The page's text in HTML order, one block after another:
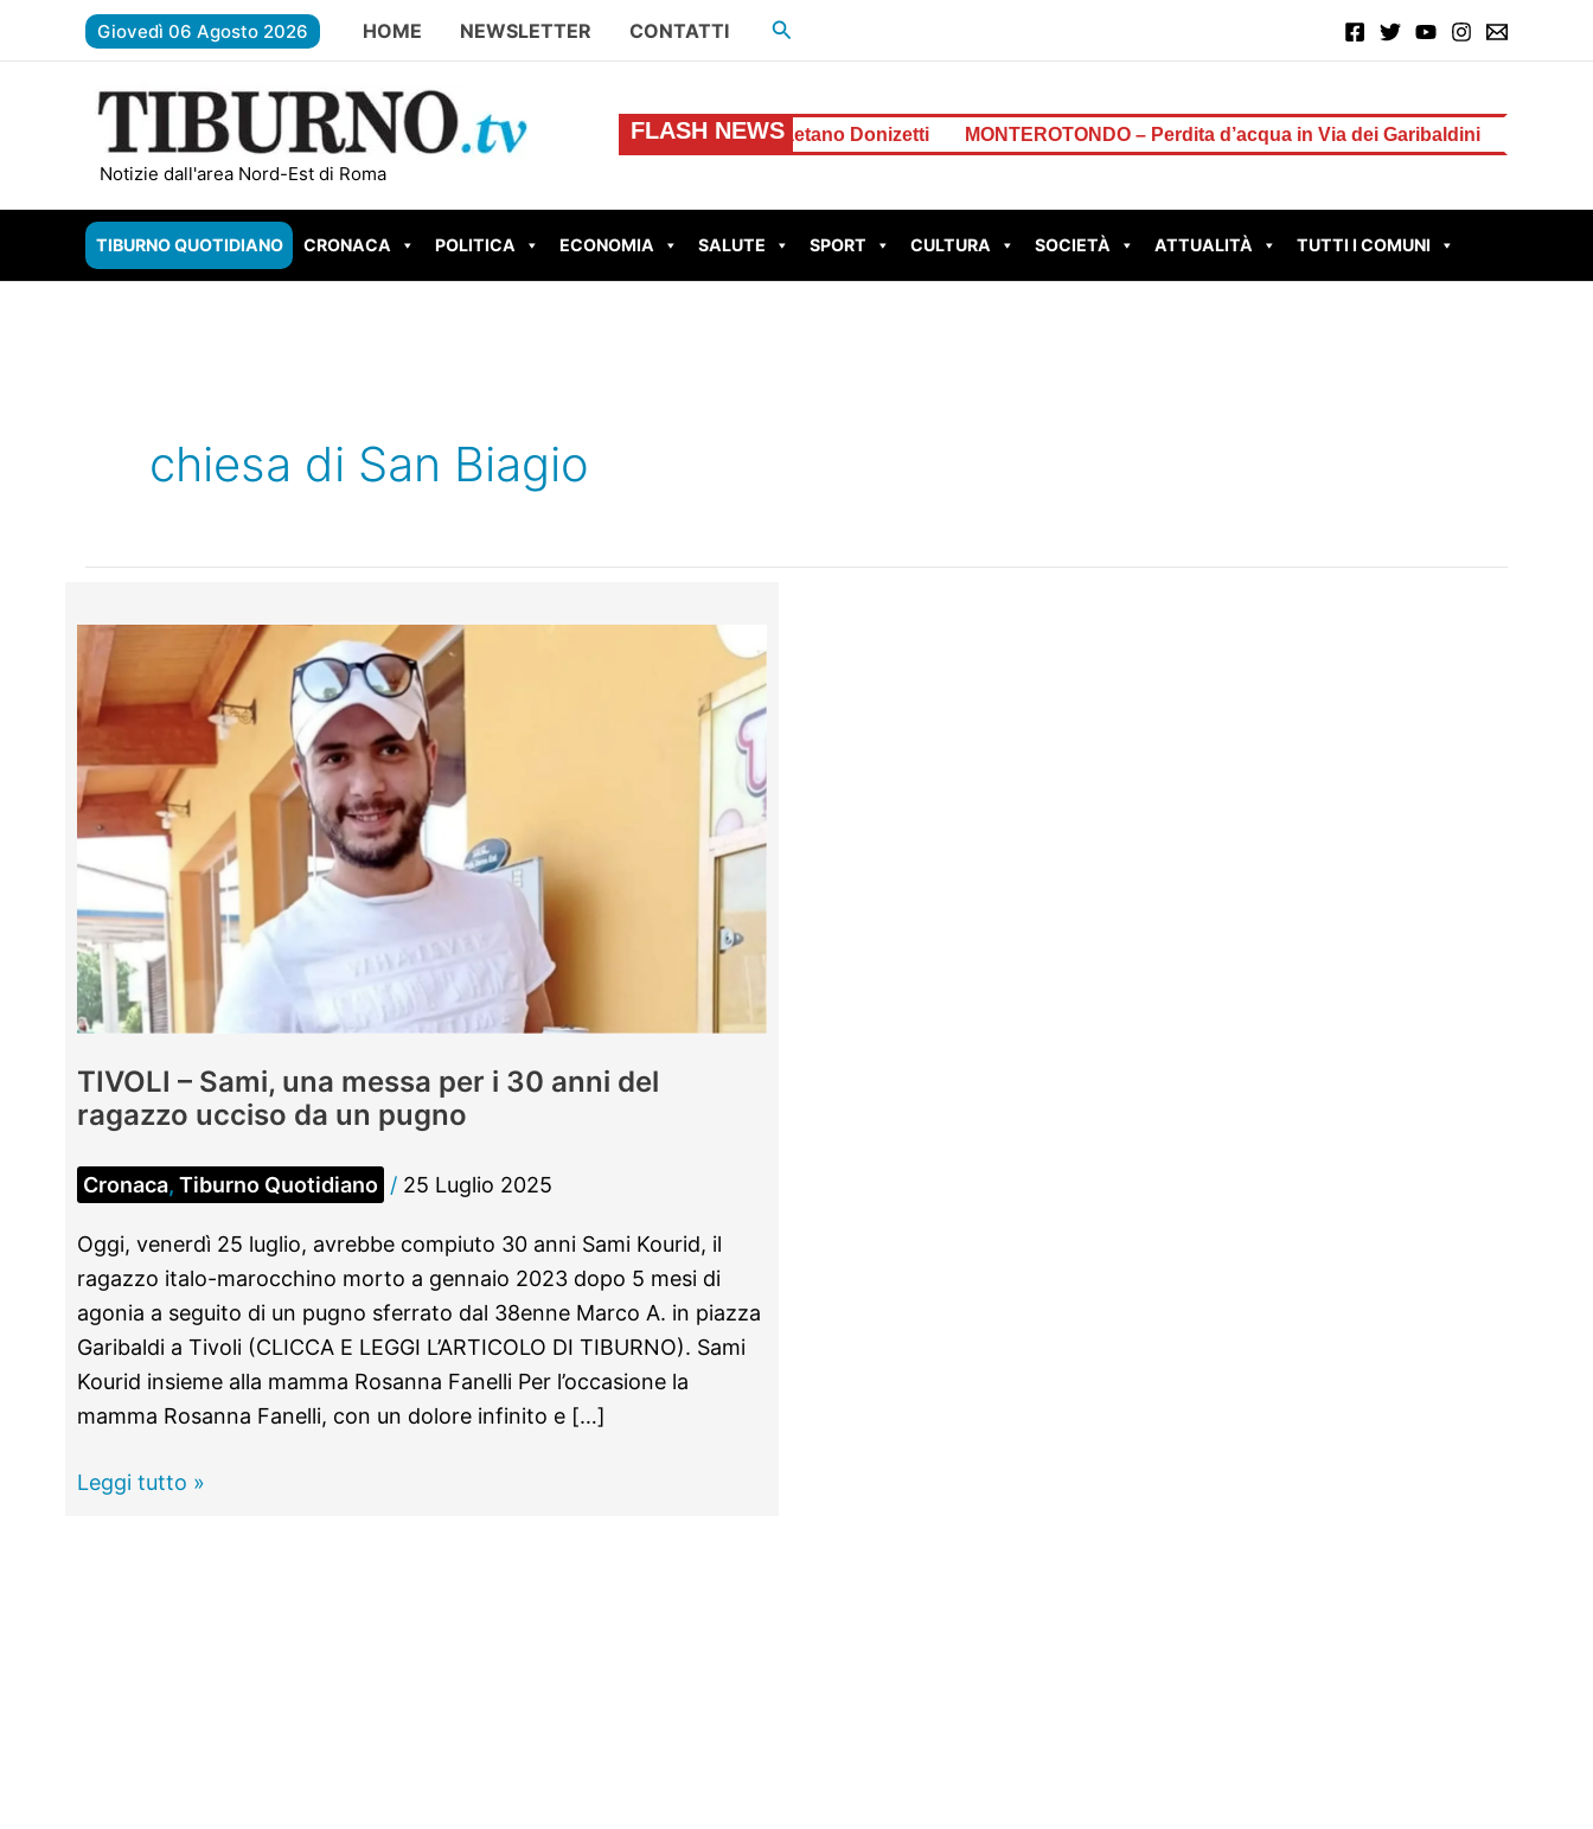
Giovedì 06 Agosto 2026 HOME NEWSLETTER CONTATTI Cerca
Notizie dall'area Nord-Est di Roma
FLASH NEWS
GUIDONIA BRUCIA ANCORA: nuovo incendio in Via Gaetano Donizetti MONTEROTONDO – Perdita d’acqua in Via dei Garibaldini TIVOLI – Il
TIBURNO QUOTIDIANO CRONACA POLITICA ECONOMIA SALUTE SPORT CULTURA SOCIETÀ ATTUALITÀ TUTTI I COMUNI
chiesa di San Biagio
TIVOLI – Sami, una messa per i 30 anni del
ragazzo ucciso da un pugno
Cronaca, Tiburno Quotidiano / 25 Luglio 2025
Oggi, venerdì 25 luglio, avrebbe compiuto 30 anni Sami Kourid, il
ragazzo italo-marocchino morto a gennaio 2023 dopo 5 mesi di
agonia a seguito di un pugno sferrato dal 38enne Marco A. in piazza
Garibaldi a Tivoli (CLICCA E LEGGI L’ARTICOLO DI TIBURNO). Sami
Kourid insieme alla mamma Rosanna Fanelli Per l’occasione la
mamma Rosanna Fanelli, con un dolore infinito e […]
TIVOLI
Leggi tutto »